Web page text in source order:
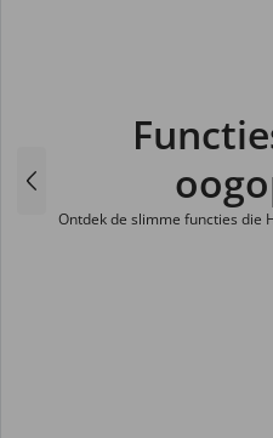
Ontdek de slimme functies die